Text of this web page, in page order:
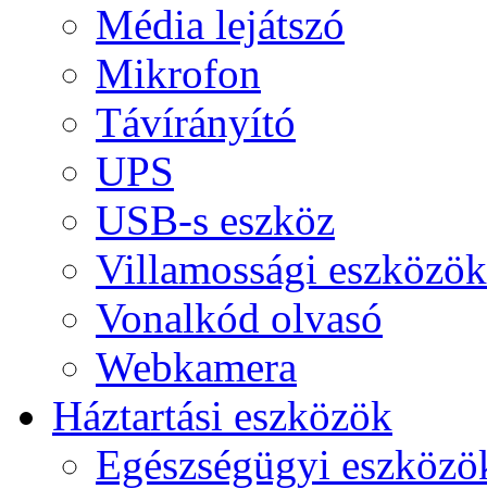
Média lejátszó
Mikrofon
Távírányító
UPS
USB-s eszköz
Villamossági eszközök
Vonalkód olvasó
Webkamera
Háztartási eszközök
Egészségügyi